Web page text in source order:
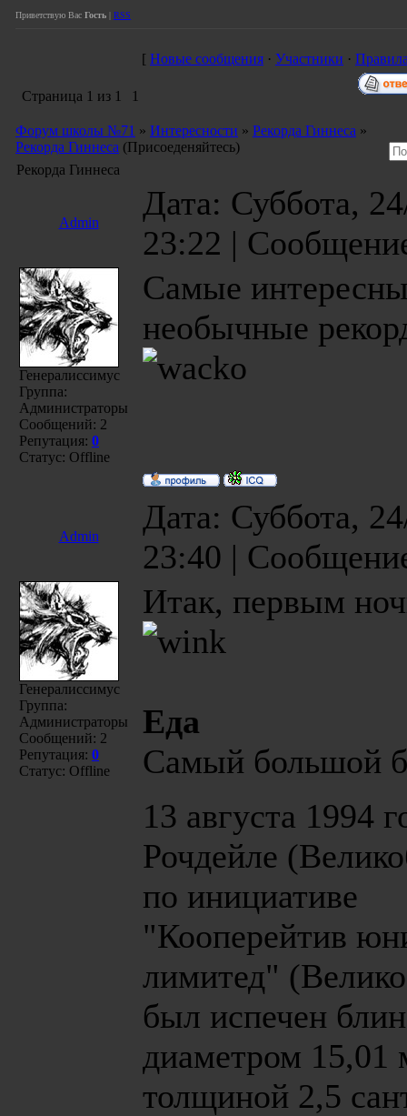
Приветствую Вас Гость | RSS
[ Новые сообщения · Участники ·
Страница 1 из 1 1
Форум школы №71 » Интересности » Рекорда Гиннеса »
Рекорда Гиннеса (Присоеденяйтесь)
Рекорда Гиннеса
Admin
Дата: Суббота,
23:22 |
Генералиссимус
Группа:
Администраторы
Сообщений: 2
Репутация: 0
Статус: Offline
Самые
необычные
Admin
Дата: Суббота,
23:40 |
Генералиссимус
Группа:
Администраторы
Сообщений: 2
Репутация: 0
Статус: Offline
Итак, первым
Еда
Самый большой
13 августа 1994
Рочдейле
по инициативе
"Кооперейтив
лимитед"
был испечен блин
диаметром 15,01
толщиной 2,5